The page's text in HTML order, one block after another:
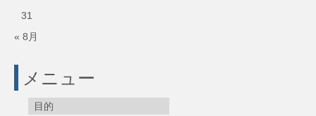
31
« 8月
メニュー
目的